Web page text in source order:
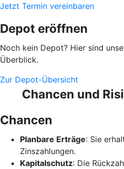
Jetzt Termin vereinbaren
Depot eröffnen
Noch kein Depot? Hier sind
Überblick.
Zur Depot-Übersicht
Chancen und
Chancen
Planbare Erträge: Sie
Zinszahlungen.
Kapitalschutz: Die